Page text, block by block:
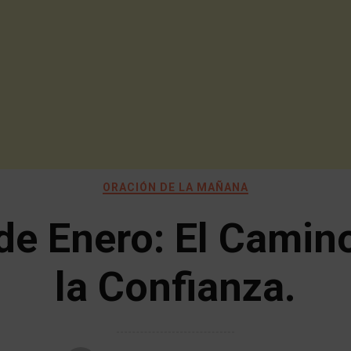
ORACIÓN DE LA MAÑANA
Enero: El
la Confianza.